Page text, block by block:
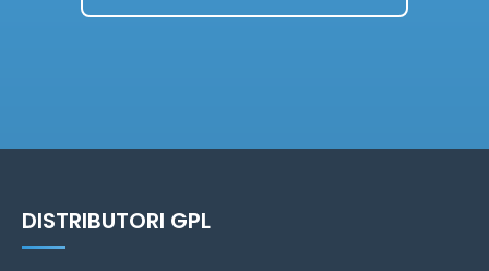
DISTRIBUTORI GPL